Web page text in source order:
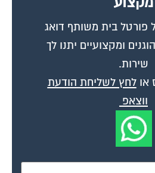
פורטל בית משותף דואג
ומקצועיים יתנו לך
שירות.
אולחץ לשליחת הודעת
ווצאפ